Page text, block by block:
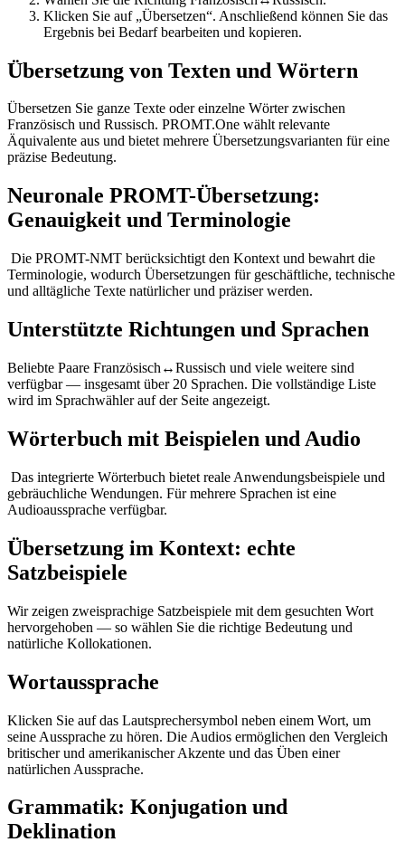
Klicken Sie auf „Übersetzen“. Anschließend können Sie das
Ergebnis bei Bedarf bearbeiten und kopieren.
Übersetzung von Texten und Wörtern
Übersetzen Sie ganze Texte oder einzelne Wörter zwischen
Französisch und Russisch. PROMT.One wählt relevante
Äquivalente aus und bietet mehrere Übersetzungsvarianten für eine
präzise Bedeutung.
Neuronale PROMT-Übersetzung:
Genauigkeit und Terminologie
Die PROMT-NMT berücksichtigt den Kontext und bewahrt die
Terminologie, wodurch Übersetzungen für geschäftliche, technische
und alltägliche Texte natürlicher und präziser werden.
Unterstützte Richtungen und Sprachen
Beliebte Paare Französisch↔Russisch und viele weitere sind
verfügbar — insgesamt über 20 Sprachen. Die vollständige Liste
wird im Sprachwähler auf der Seite angezeigt.
Wörterbuch mit Beispielen und Audio
Das integrierte Wörterbuch bietet reale Anwendungsbeispiele und
gebräuchliche Wendungen. Für mehrere Sprachen ist eine
Audioaussprache verfügbar.
Übersetzung im Kontext: echte
Satzbeispiele
Wir zeigen zweisprachige Satzbeispiele mit dem gesuchten Wort
hervorgehoben — so wählen Sie die richtige Bedeutung und
natürliche Kollokationen.
Wortaussprache
Klicken Sie auf das Lautsprechersymbol neben einem Wort, um
seine Aussprache zu hören. Die Audios ermöglichen den Vergleich
britischer und amerikanischer Akzente und das Üben einer
natürlichen Aussprache.
Grammatik: Konjugation und
Deklination